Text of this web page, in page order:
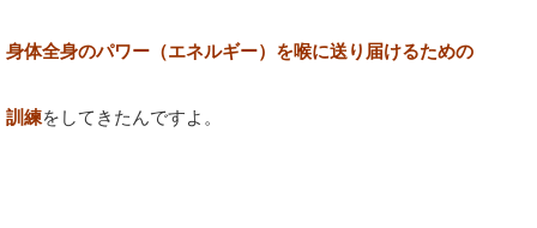
身体全身のパワー（エネルギー）を喉に送り届けるための
訓練をしてきたんですよ。